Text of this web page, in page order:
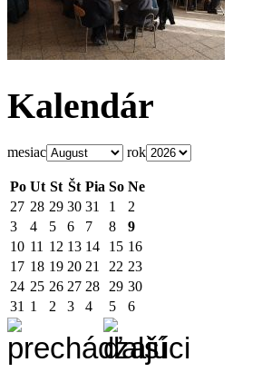
Kalendár
mesiac rok
Po Ut St Št Pia So Ne
27 28 29 30 31 1
2
3
4 5 6 7 8
9
10 11 12 13 14 15 16
17 18 19 20 21 22 23
24 25 26 27 28 29 30
31 1 2 3 4 5 6